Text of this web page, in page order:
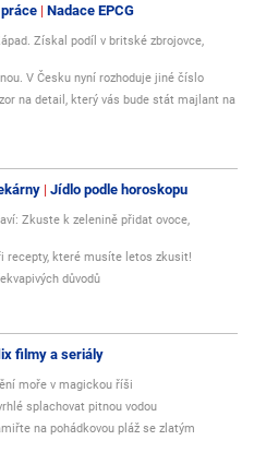
Nadace EPCG
Získal podíl v britské zbrojovce,
V Česku nyní rozhoduje jiné číslo
na detail, který vás bude stát majlant na
Jídlo podle horoskopu
Zkuste k zelenině přidat ovoce,
recepty, které musíte letos zkusit!
důvodů
filmy a seriály
moře v magickou říši
splachovat pitnou vodou
na pohádkovou pláž se zlatým